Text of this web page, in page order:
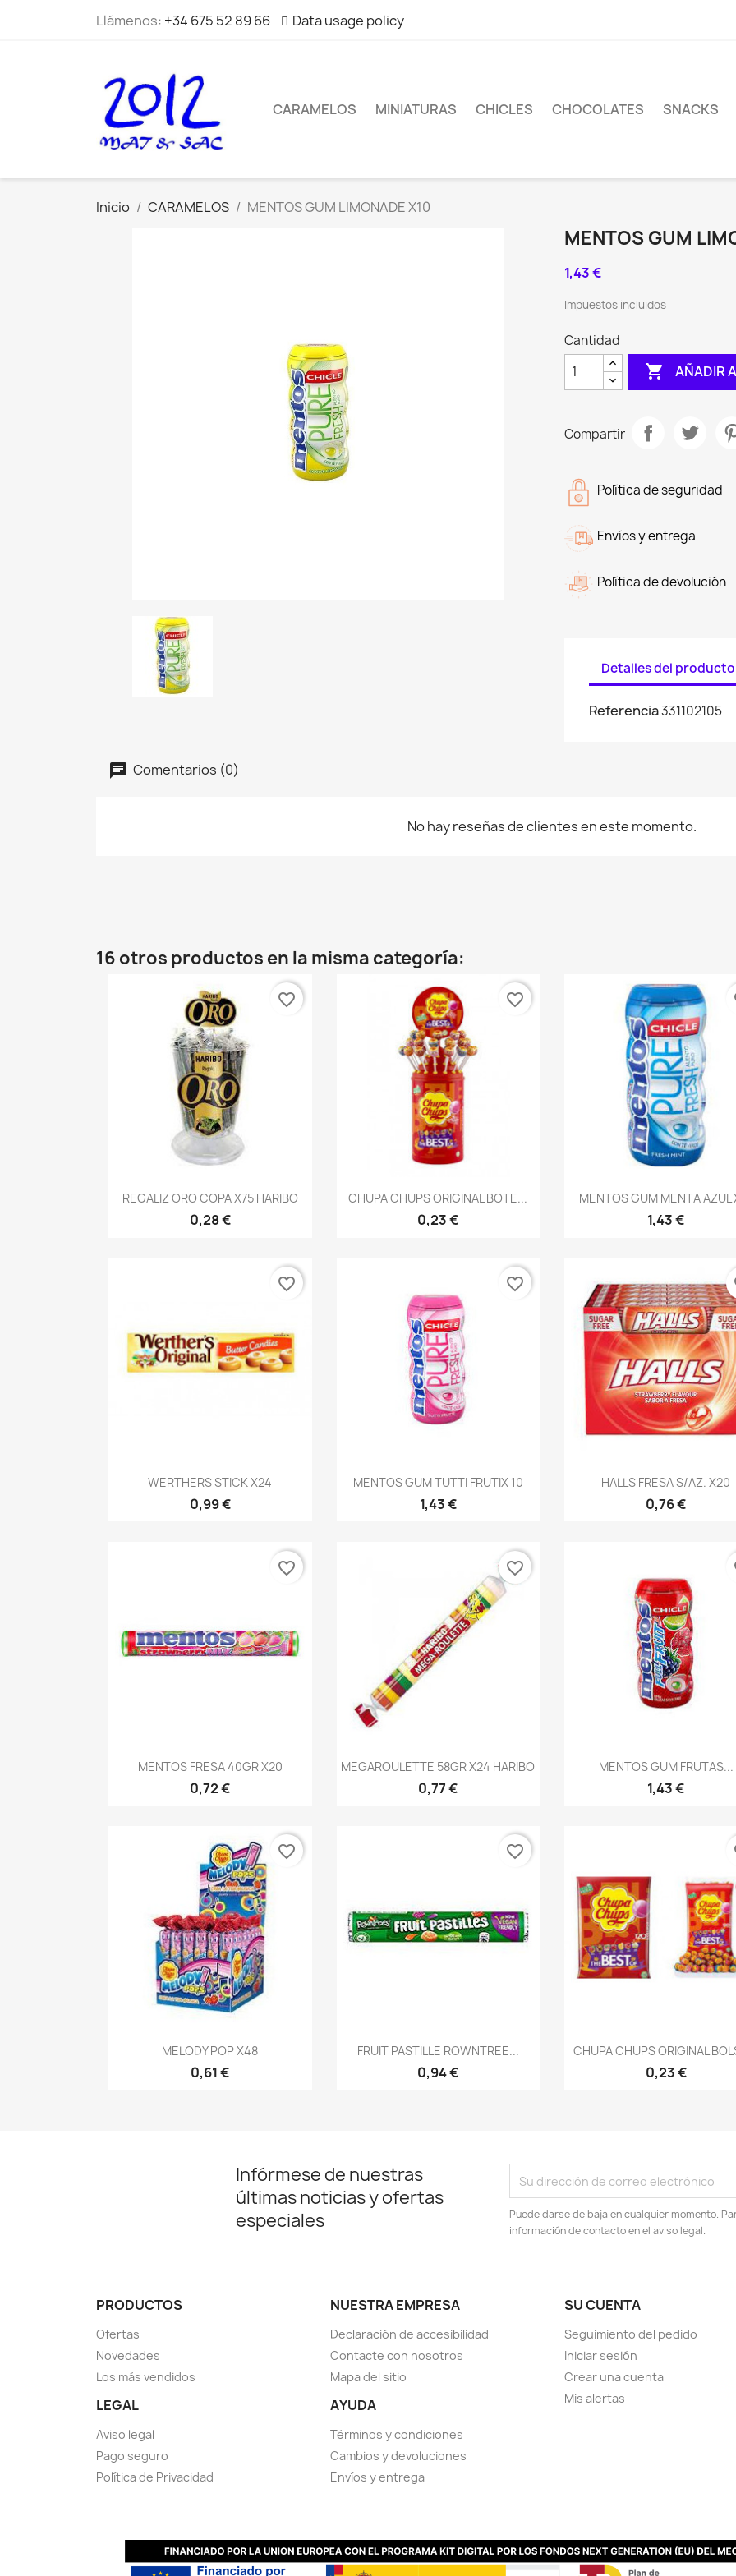
Llámenos: +34 675 52 89 66 Data usage policy
CARAMELOS MINIATURAS CHICLES CHOCOLATES SNACKS
Inicio CARAMELOS MENTOS GUM LIMONADE X10
MENTOS GUM
1,43 €
Impuestos incluidos
Cantidad
 AÑADIR
Compartir
Política de seguridad
Envíos y entrega
Política de devolución
Detalles del producto
Referencia331102105
Comentarios (0)
No hay reseñas de clientes en este momento.
16 otros productos en la misma categoría:
Vista rápida
REGALIZ ORO COPA X75 HARIBO
0,28 €
favorite_border
 Vista rápida
CHUPA CHUPS ORIGINAL BOTE...
0,23 €
favorite_border
Vista rápida
MENTOS GUM MENTA AZUL
1,43 €
Vista rápida
WERTHERS STICK X24
0,99 €
favorite_border
Vista rápida
MENTOS GUM TUTTI FRUTIX 10
1,43 €
favorite_border
Vista rápida
HALLS FRESA S/AZ. X20
0,76 €
Vista rápida
MENTOS FRESA 40GR X20
0,72 €
favorite_border
Vista rápida
MEGAROULETTE 58GR X24 HARIBO
0,77 €
favorite_border
Vista rápida
MENTOS GUM FRUTAS...
1,43 €
Vista rápida
MELODY POP X48
0,61 €
favorite_border
Vista rápida
FRUIT PASTILLE ROWNTREE...
0,94 €
favorite_border
 Vista rápida
CHUPA CHUPS ORIGINAL
0,23 €
Infórmese de nuestras
últimas noticias y ofertas
especiales
Puede darse de baja en cualquier momento.
información de contacto en el aviso legal.
PRODUCTOS
Ofertas
Novedades
Los más vendidos
NUESTRA EMPRESA
Declaración de accesibilidad
Contacte con nosotros
Mapa del sitio
LEGAL
Aviso legal
Pago seguro
Política de Privacidad
AYUDA
Términos y condiciones
Cambios y devoluciones
Envíos y entrega
SU CUENTA
Seguimiento del pedido
Iniciar sesión
Crear una cuenta
Mis alertas